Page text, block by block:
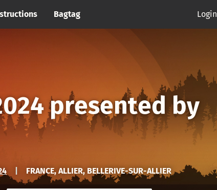
Bagtag Login
presented by
FRANCE, ALLIER, BELLERIVE-SUR-ALLIER